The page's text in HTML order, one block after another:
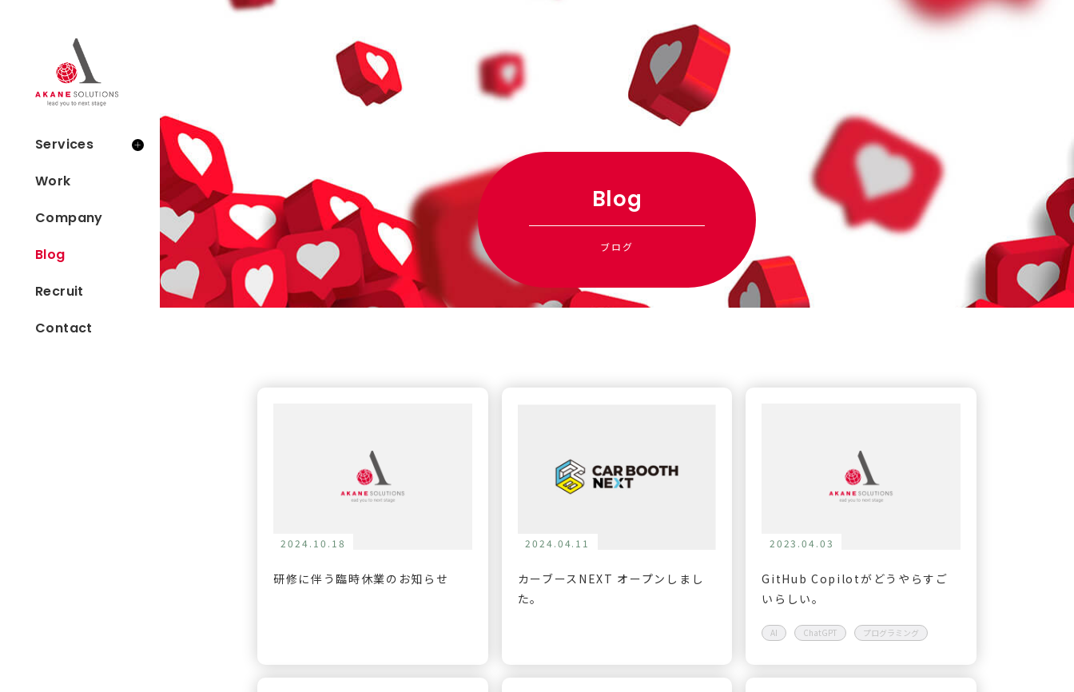
Services
Work
Company
Blog
Recruit
Contact
Blog
ブログ
2024.10.18
研修に伴う臨時休業のお知らせ
2024.04.11
カーブースNEXT オープンしまし
た。
2023.04.03
GitHub Copilotがどうやらすご
いらしい。
AI ChatGPT プログラミング